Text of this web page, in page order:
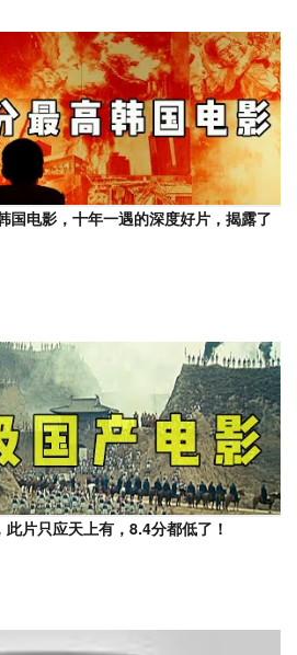
国电影，十年一遇的深度好片，揭露了
此片只应天上有，8.4分都低了！